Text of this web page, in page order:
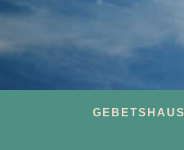
GEBETSHAUS